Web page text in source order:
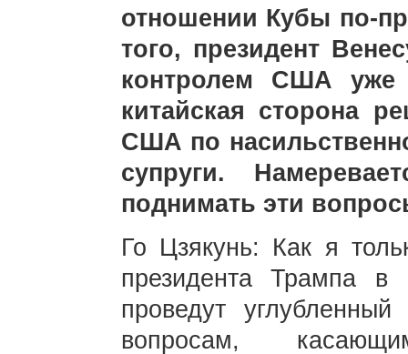
отношении Кубы по-
того, президент
контролем США уже
китайская сторона
США по
супруги.
поднимать эти
Го Цзякунь: Как я
президента Трампа в
проведут
вопросам,